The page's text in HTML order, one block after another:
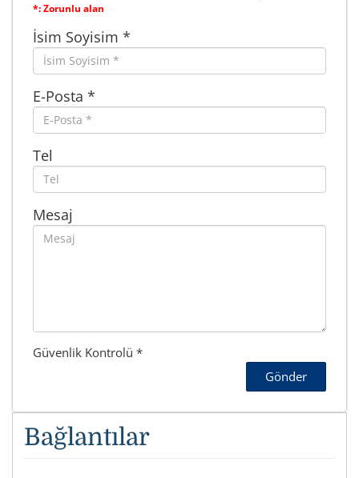
*: Zorunlu alan
İsim Soyisim *
E-Posta *
Tel
Mesaj
Güvenlik Kontrolü *
Bağlantılar